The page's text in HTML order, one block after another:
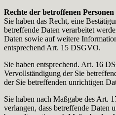
Rechte der betroffenen Personen
Sie haben das Recht, eine
betreffende Daten verarbeitet
Daten sowie auf weitere
entsprechend Art. 15 DSGVO.
Sie haben entsprechend. Art. 16
Vervollständigung der Sie
der Sie betreffenden unrichtigen
Sie haben nach Maßgabe des Art.
verlangen, dass betreffende Daten